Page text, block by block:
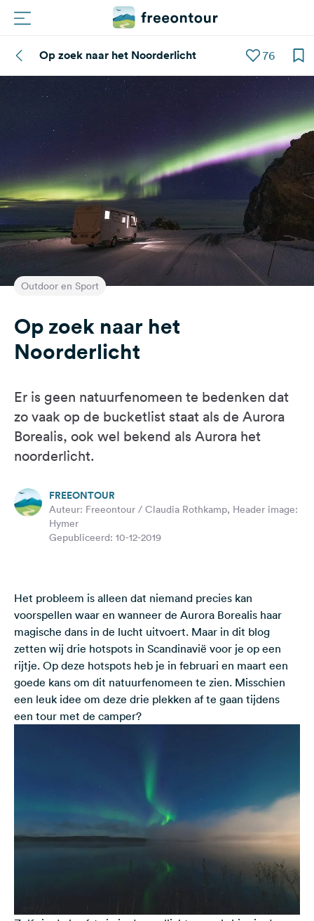
Routes
Campings
Partners
Registreren
Inloggen
Nieuwsbrief
Feedback
Taal:
Volg
op
social
Facebook
Instagram
Op zoek naar het Noorderlicht 76
Outdoor en Sport
Op zoek naar het
Noorderlicht
Er is geen natuurfenomeen te bedenken dat
zo vaak op de bucketlist staat als de Aurora
Borealis, ook wel bekend als Aurora het
noorderlicht.
FREEONTOUR
Auteur: Freeontour / Claudia Rothkamp, Header image:
Hymer
Gepubliceerd: 10-12-2019
Het probleem is alleen dat niemand precies kan
voorspellen waar en wanneer de Aurora Borealis haar
magische dans in de lucht uitvoert. Maar in dit blog
zetten wij drie hotspots in Scandinavië voor je op een
rijtje. Op deze hotspots heb je in februari en maart een
goede kans om dit natuurfenomeen te zien. Misschien
een leuk idee om deze drie plekken af te gaan tijdens
een tour met de camper?